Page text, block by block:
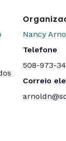
Nancy
Telefone
508-973-
Correio